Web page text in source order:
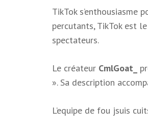
TikTok s’enthousiasme
percutants, TikTok est
spectateurs.
Le créateur CmlGoat_
». Sa description
L’equipe de fou jsuis